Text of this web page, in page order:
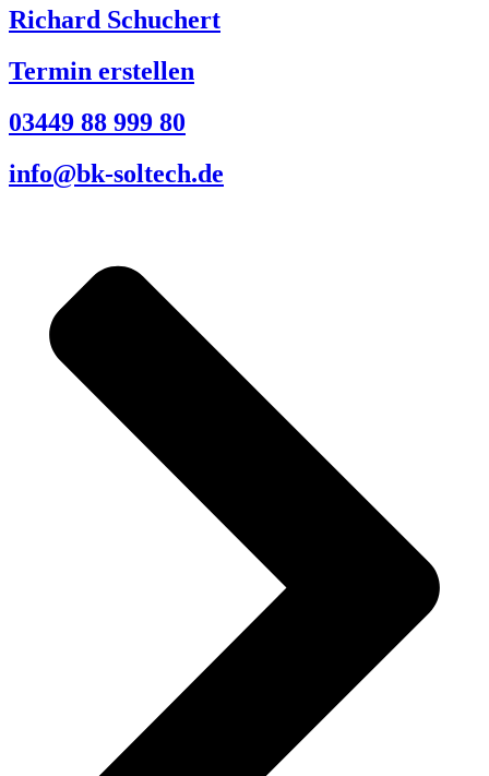
Richard Schuchert
Termin erstellen
03449 88 999 80
info@bk-soltech.de